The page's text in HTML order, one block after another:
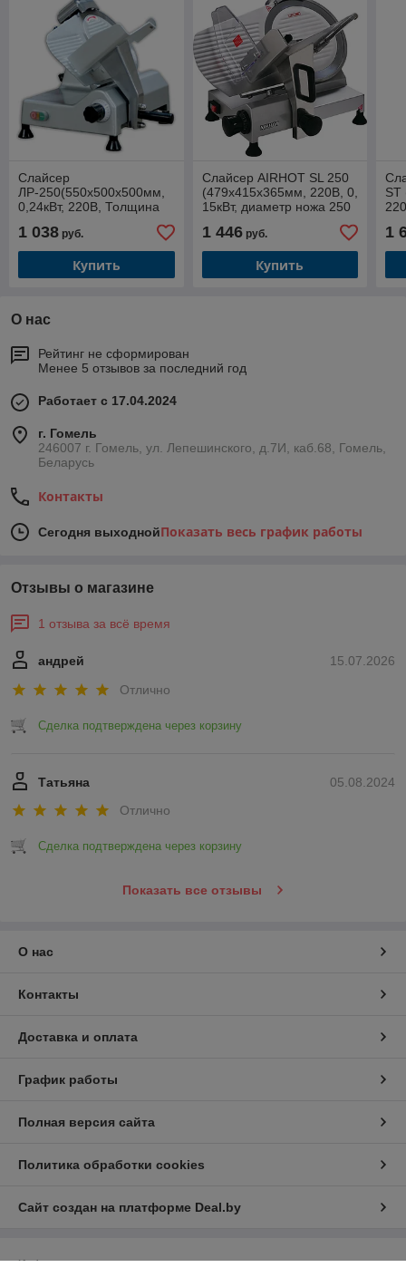
Слайсер
ЛР-250(550х500х500мм,
0,24кВт, 220В, Толщина
1 038 руб.
Купить
Слайсер AIRHOT SL 250
(479x415x365мм, 220В, 0,
15кВт, диаметр ножа 250
мм, толщина нарезки 0,
2-12 мм)
1 446руб.
Купить
ST
1
О нас
Рейтинг не сформирован
Менее 5 отзывов за последний год
Работает с 17.04.2024
г. Гомель
246007 г. Гомель, ул. Лепешинского, д.7И, каб.68, Гомель,
Беларусь
Контакты
Сегодня выходнойПоказать весь график работы
Отзывы о магазине
1 отзыва за всё время
15.07.2026
андрей
Отлично
Сделка подтверждена через корзину
05.08.2024
Татьяна
Отлично
Сделка подтверждена через корзину
Показать все отзывы
О нас
Контакты
Доставка и оплата
График работы
Полная версия сайта
Политика обработки cookies
Сайт создан на платформе Deal.by
Информация для покупателя